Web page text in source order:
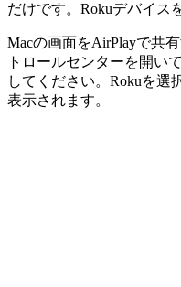
だけです。Rokuデバイス
Macの画面をAirPlayで共
トロールセンターを開い
してください。Rokuを選
表示されます。